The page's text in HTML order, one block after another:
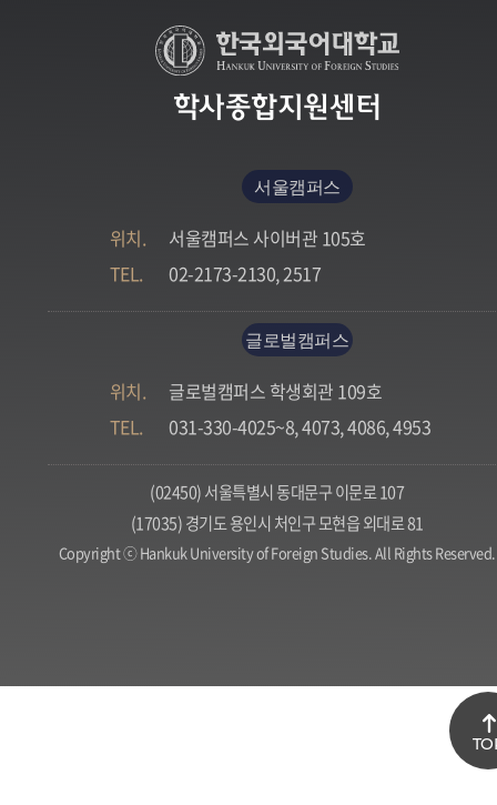
학사종합지원센터
서울캠퍼스
위치.
서울캠퍼스 사이버관 105호
TEL.
02-2173-2130, 2517
글로벌캠퍼스
위치.
글로벌캠퍼스 학생회관 109호
TEL.
031-330-4025~8, 4073, 4086, 4953
(02450) 서울특별시 동대문구 이문로 107
(17035) 경기도 용인시 처인구 모현읍 외대로 81
Copyright ⓒ Hankuk University of Foreign Studies. All Rights Reserved.